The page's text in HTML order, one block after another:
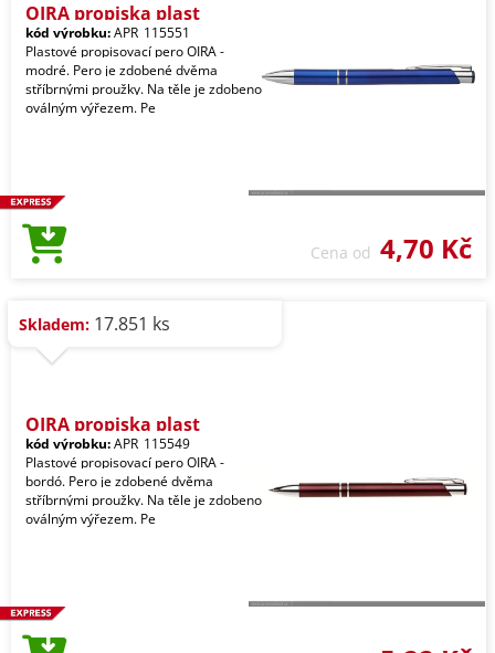
OIRA propiska plast
kód výrobku:APR_115551
Plastové propisovací pero OIRA -
modré. Pero je zdobené dvěma
stříbrnými proužky. Na těle je zdobeno
oválným výřezem. Pe
Cena od 4,70 Kč
Skladem: 17.851 ks
OIRA propiska plast
kód výrobku:APR_115549
Plastové propisovací pero OIRA -
bordó. Pero je zdobené dvěma
stříbrnými proužky. Na těle je zdobeno
oválným výřezem. Pe